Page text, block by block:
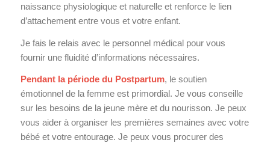
naissance physiologique et naturelle et renforce le lien
d’attachement entre vous et votre enfant.
Je fais le relais avec le personnel médical pour vous
fournir une fluidité d’informations nécessaires.
Pendant la période du Postpartum, le soutien
émotionnel de la femme est primordial. Je vous conseille
sur les besoins de la jeune mère et du nourisson. Je peux
vous aider à organiser les premières semaines avec votre
bébé et votre entourage. Je peux vous procurer des